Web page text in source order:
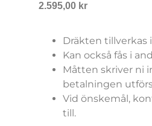
2.595,00 kr
Dräkten tillverkas
Kan också fås i
Måtten skriver ni
betalningen
Vid önskemål,
till.